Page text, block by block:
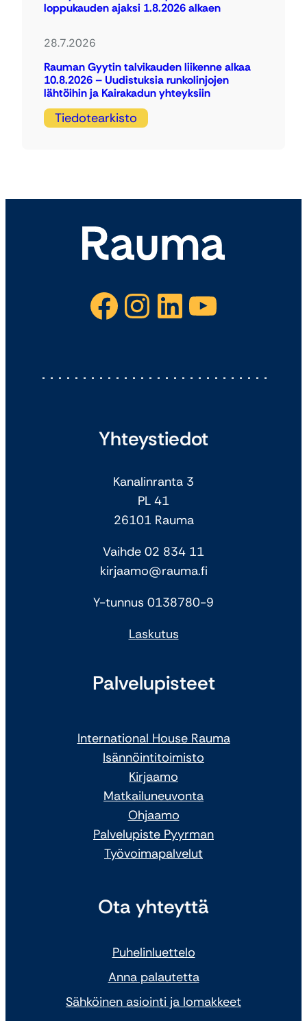
loppukauden ajaksi 1.8.2026 alkaen
28.7.2026
Rauman Gyytin talvikauden liikenne alkaa
10.8.2026 – Uudistuksia runkolinjojen
lähtöihin ja Kairakadun yhteyksiin
Tiedotearkisto
Facebook Instagram LinkedIn YouTube
Yhteystiedot
Kanalinranta 3
PL 41
26101 Rauma
Vaihde 02 834 11
kirjaamo@rauma.fi
Y-tunnus 0138780-9
Laskutus
Palvelupisteet
International House Rauma
Isännöintitoimisto
Kirjaamo
Matkailuneuvonta
Ohjaamo
Palvelupiste Pyyrman
Työvoimapalvelut
Ota yhteyttä
Puhelinluettelo
Anna palautetta
Sähköinen asiointi ja lomakkeet